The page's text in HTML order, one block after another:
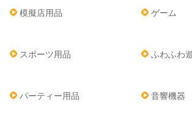
模擬店用品 ゲーム
スポーツ用品 ふわふわ
パーティー用品 音響機器